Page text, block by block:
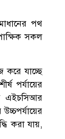
পথ
সকল
করে যাচ্ছে
পর্যায়ের
এইচসিআর
করা যায়,